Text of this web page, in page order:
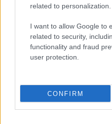
related to personalization.
I want to allow Google to
related to security,
functionality and fraud
user protection.
CONFIRM